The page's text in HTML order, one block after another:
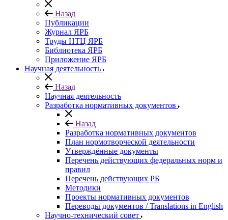
Назад
Публикации
Журнал ЯРБ
Труды НТЦ ЯРБ
Библиотека ЯРБ
Приложение ЯРБ
Научная деятельность
Назад
Научная деятельность
Разработка нормативных документов
Назад
Разработка нормативных документов
План нормотворческой деятельности
Утверждённые документы
Перечень действующих федеральных норм и
правил
Перечень действующих РБ
Методики
Проекты нормативных документов
Переводы документов / Translations in English
Научно-технический совет